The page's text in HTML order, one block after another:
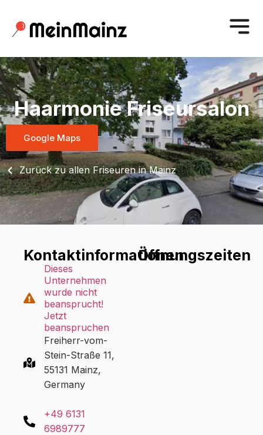
Haarmonie Friseursalon
Google Maps
Zurück zu allen Friseuren in Mainz
Kontaktinformationen
Dieses
Unternehmen
wurde nicht
beansprucht!
Jetzt
beanspruchen
Freiherr-vom-
Stein-Straße 11,
55131 Mainz,
Germany
+49 6131
6989777
Öffnungszeiten